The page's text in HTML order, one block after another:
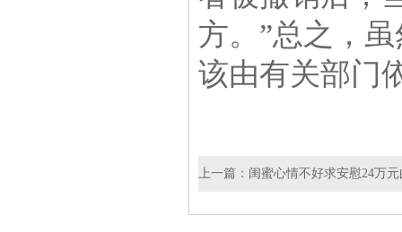
方。”总之，
该由有关部门
上一篇： 闺蜜心情不好求安慰24万